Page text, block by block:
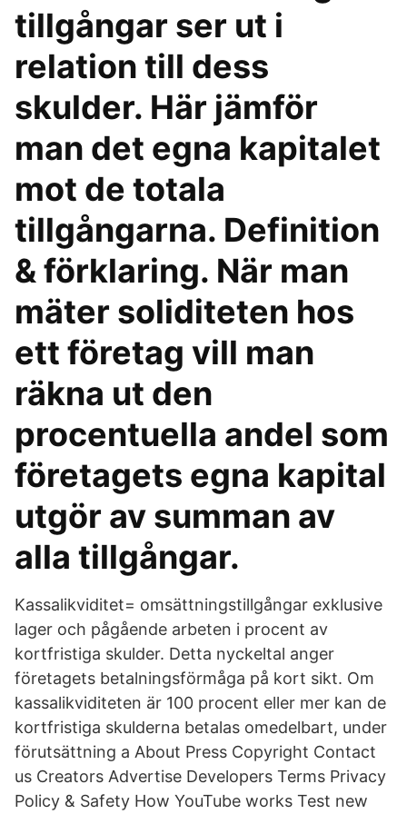
tillgångar ser ut i
relation till dess
skulder. Här jämför
man det egna kapitalet
mot de totala
tillgångarna. Definition
& förklaring. När man
mäter soliditeten hos
ett företag vill man
räkna ut den
procentuella andel som
företagets egna kapital
utgör av summan av
alla tillgångar.
Kassalikviditet= omsättningstillgångar exklusive
lager och pågående arbeten i procent av
kortfristiga skulder. Detta nyckeltal anger
företagets betalningsförmåga på kort sikt. Om
kassalikviditeten är 100 procent eller mer kan de
kortfristiga skulderna betalas omedelbart, under
förutsättning a About Press Copyright Contact
us Creators Advertise Developers Terms Privacy
Policy & Safety How YouTube works Test new